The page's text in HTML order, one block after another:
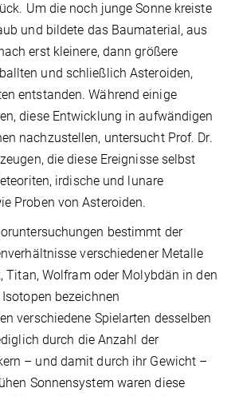
Um die noch junge Sonne kreiste
und bildete das Baumaterial, aus
erst kleinere, dann größere
und schließlich Asteroiden,
entstanden. Während einige
diese Entwicklung in aufwändigen
nachzustellen, untersucht Prof. Dr.
die diese Ereignisse selbst
irdische und lunare
Proben von Asteroiden.
bestimmt der
verschiedener Metalle
Titan, Wolfram oder Molybdän in den
bezeichnen
verschiedene Spielarten desselben
durch die Anzahl der
– und damit durch ihr Gewicht –
Sonnensystem waren diese